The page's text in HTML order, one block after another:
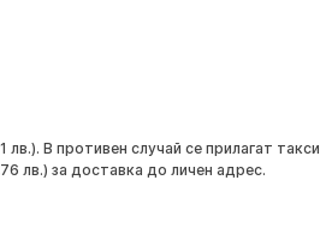
В противен случай се прилагат такси
лв.) за доставка до личен адрес.